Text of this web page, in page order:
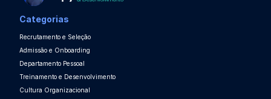
Categorias
Recrutamento e Seleção
Admissão e Onboarding
Departamento Pessoal
Treinamento e Desenvolvimento
Cultura Organizacional